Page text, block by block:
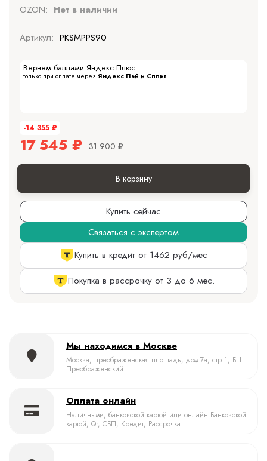
OZON: Нет в наличии
Артикул: PKSMPPS90
Вернем баллами Яндекс Плюс
только при оплате через Яндекс Пэй и Сплит
-14 355 ₽
17 545 ₽ 31 900 ₽
В корзину
Купить сейчас
Связаться с экспертом
Купить в кредит от 1462 руб/мес
Покупка в рассрочку от 3 до 6 мес.
Мы находимся в Москве
Москва, преображенская площадь, дом 7а, стр.1, БЦ
Преображенский
Оплата онлайн
Наличными, банковской картой или онлайн Банковской
картой, Qr, СБП, Кредит, Рассрочка